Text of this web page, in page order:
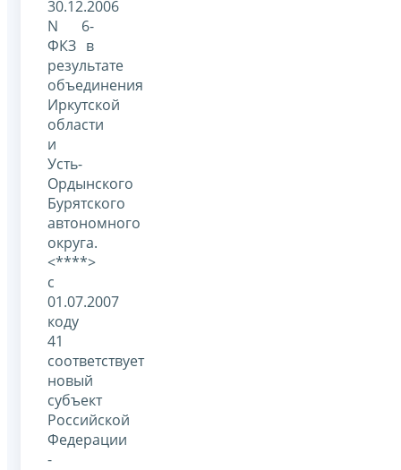
30.12.2006
N 6-
ФКЗ в
результате
объединения
Иркутской
области
и
Усть-
Ордынского
Бурятского
автономного
округа.
<****>
с
01.07.2007
коду
41
соответствует
новый
субъект
Российской
Федерации
-